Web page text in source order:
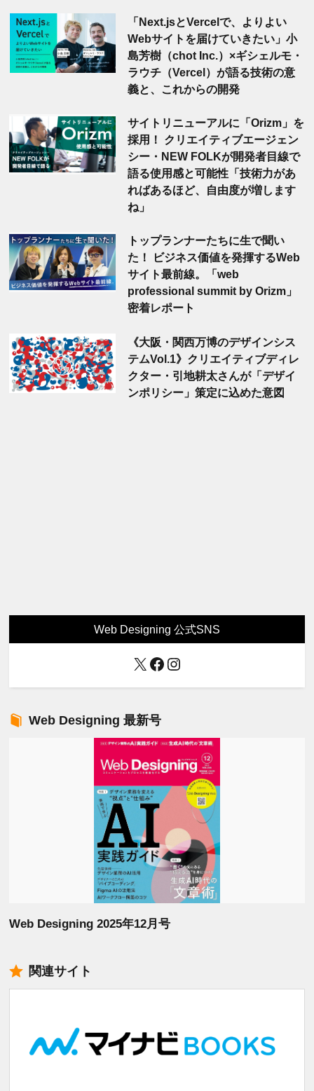
「Next.jsとVercelで、よりよい
Webサイトを届けていきたい」小
島芳樹（chot Inc.）×ギシェルモ・
ラウチ（Vercel）が語る技術の意
義と、これからの開発
サイトリニューアルに「Orizm」を
採用！ クリエイティブエージェン
シー・NEW FOLKが開発者目線で
語る使用感と可能性「技術力があ
ればあるほど、自由度が増します
ね」
トップランナーたちに生で聞い
た！ ビジネス価値を発揮するWeb
サイト最前線。「web
professional summit by Orizm」
密着レポート
《大阪・関西万博のデザインシス
テムVol.1》クリエイティブディレ
クター・引地耕太さんが「デザイ
ンポリシー」策定に込めた意図
Web Designing 公式SNS
X Facebook
Instagram
Web Designing 最新号
Web Designing 2025年12月号
関連サイト